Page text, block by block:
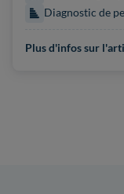
Diagnostic de
Plus d'infos sur